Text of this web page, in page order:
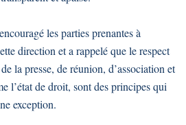
les parties prenantes à
direction et a rappelé que le respect
la presse, de réunion, d’association et
l’état de droit, sont des principes qui
exception.